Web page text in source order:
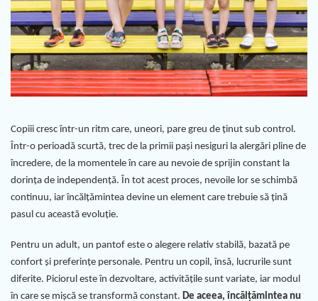
Copiii cresc într-un ritm care, uneori, pare greu de ținut sub control.
Într-o perioadă scurtă, trec de la primii pași nesiguri la alergări pline de
încredere, de la momentele în care au nevoie de sprijin constant la
dorința de independență. În tot acest proces, nevoile lor se schimbă
continuu, iar încălțămintea devine un element care trebuie să țină
pasul cu această evoluție.
Pentru un adult, un pantof este o alegere relativ stabilă, bazată pe
confort și preferințe personale. Pentru un copil, însă, lucrurile sunt
diferite. Piciorul este în dezvoltare, activitățile sunt variate, iar modul
în care se mișcă se transformă constant. De aceea, încălțămintea nu